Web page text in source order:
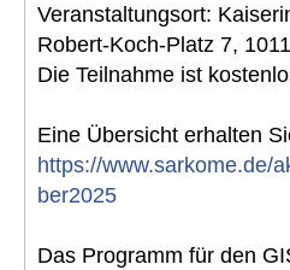
Veranstaltungsort:
Robert-Koch-Platz 7,
Die Teilnahme ist
Eine Übersicht erhalten
https://www.sarkome.de/
ber2025
Das Programm für den